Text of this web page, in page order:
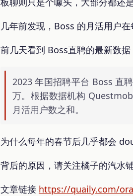
几年前发现，Boss 的月活用户
前几天看到 Boss直聘的最新数据
2023 年国招聘平台 Boss 直
万。根据数据机构
月活用户数之和。
为什么每年的春节后几乎都会
背后的原因，请关注橘子的汽水
文章链接 https://quaily.com/